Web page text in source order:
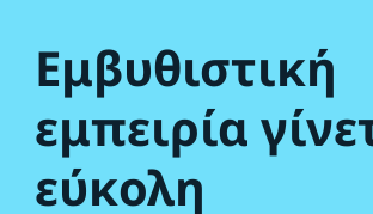
Εμβυθιστική
εμπειρία
εύκολη